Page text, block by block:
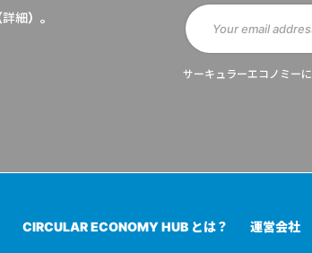
詳細）。
サーキュラーエコノミー
CIRCULAR ECONOMY HUB とは？ 運営会社